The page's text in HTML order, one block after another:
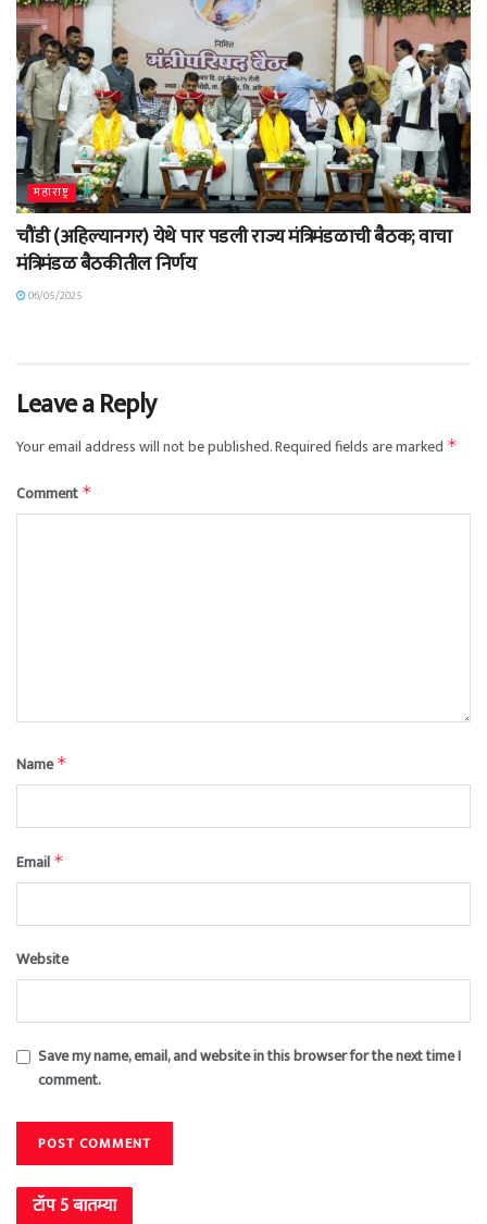
महाराष्ट्र
चौंडी (अहिल्यानगर) येथे पार पडली राज्य मंत्रिमंडळाची बैठक; वाचा
मंत्रिमंडळ बैठकीतील निर्णय
06/05/2025
Leave a Reply
Your email address will not be published.Required fields are marked *
Comment *
Name*
Email *
Website
Save my name, email, and website in this browser for the next time I
comment.
टॉप 5 बातम्या